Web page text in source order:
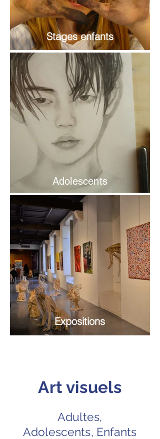
Art visuels
Adultes,
Adolescents, Enfants
Adolescents
Stages enfants
Expositions